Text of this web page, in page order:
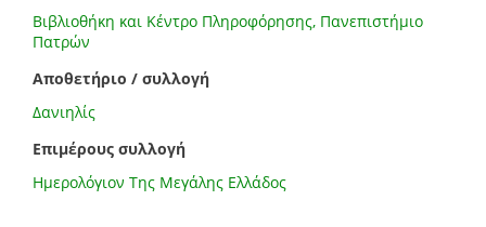
Βιβλιοθήκη και Κέντρο Πληροφόρησης, Πανεπιστήμιο
Πατρών
Αποθετήριο / συλλογή
Δανιηλίς
Επιμέρους συλλογή
Ημερολόγιον Της Μεγάλης Ελλάδος